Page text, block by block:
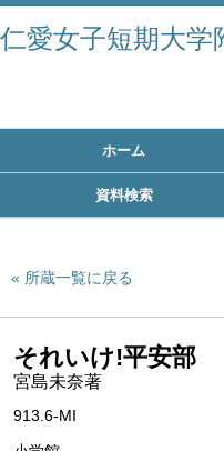
仁愛女子短期大学
ホーム
資料検索
所蔵一覧に戻る
それいけ!平安部
宮島未奈著
913.6-MI